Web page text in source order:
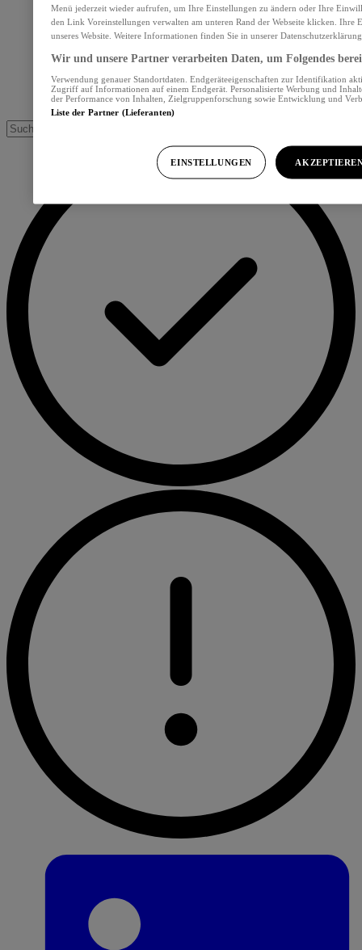
Menü jederzeit wieder aufrufen, um Ihre Einstellungen zu ändern oder Ihre
den Link Voreinstellungen verwalten am unteren Rand der Webseite klicken. Ihre
unseres Website. Weitere Informationen finden Sie in unserer
Wir und unsere Partner verarbeiten Daten, um Folgendes
Verwendung genauer Standortdaten. Endgeräteeigenschaften zur Identifikation
Zugriff auf Informationen auf einem Endgerät. Personalisierte Werbung und
der Performance von Inhalten, Zielgruppenforschung sowie Entwicklung und
Liste der Partner (Lieferanten)
EINSTELLUNGEN